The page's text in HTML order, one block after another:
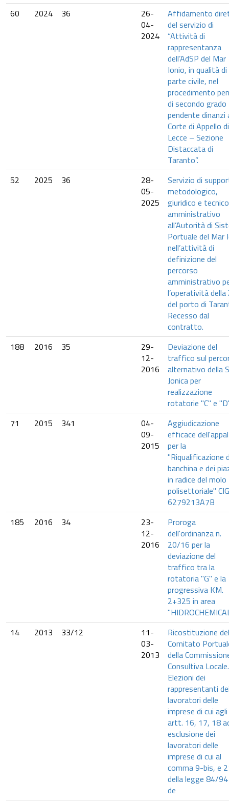
60
2024 36
26-
04-
2024
Affidamento
del servizio di
“Attività di
rappresentanza
dell’AdSP del Mar
Ionio, in qualità di
parte civile, nel
procedimento
di secondo grado
pendente dinanzi
Corte di Appello di
Lecce – Sezione
Distaccata di
Taranto”.
52
2025 36
28-
05-
2025
Servizio di
metodologico,
giuridico e
amministrativo
all’Autorità di
Portuale del Mar
nell’attività di
definizione del
percorso
amministrativo
l’operatività della
del porto di
Recesso dal
contratto.
188
2016 35
29-
12-
2016
Deviazione del
traffico sul
alternativo della
Jonica per
realizzazione
rotatorie "C" e
71
2015 341
04-
09-
2015
Aggiudicazione
efficace
per la
"Riqualificazione
banchina e dei
in radice del molo
polisettoriale"
6279213A7B
185
2016 34
23-
12-
2016
Proroga
dell'ordinanza n.
20/16 per la
deviazione del
traffico tra la
rotatoria "G" e la
progressiva KM.
2+325 in area
14
2013 33/12
11-
03-
2013
Ricostituzione del
Comitato
della
Consultiva Locale.
Elezioni dei
rappresentanti
lavoratori delle
imprese di cui agli
artt. 16, 17, 18
esclusione dei
lavoratori delle
imprese di cui al
comma 9-bis, e
della legge 84/
de